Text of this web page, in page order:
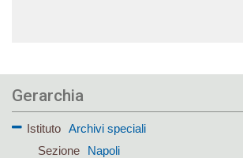
Gerarchia
Istituto
Archivi speciali
Sezione
Napoli